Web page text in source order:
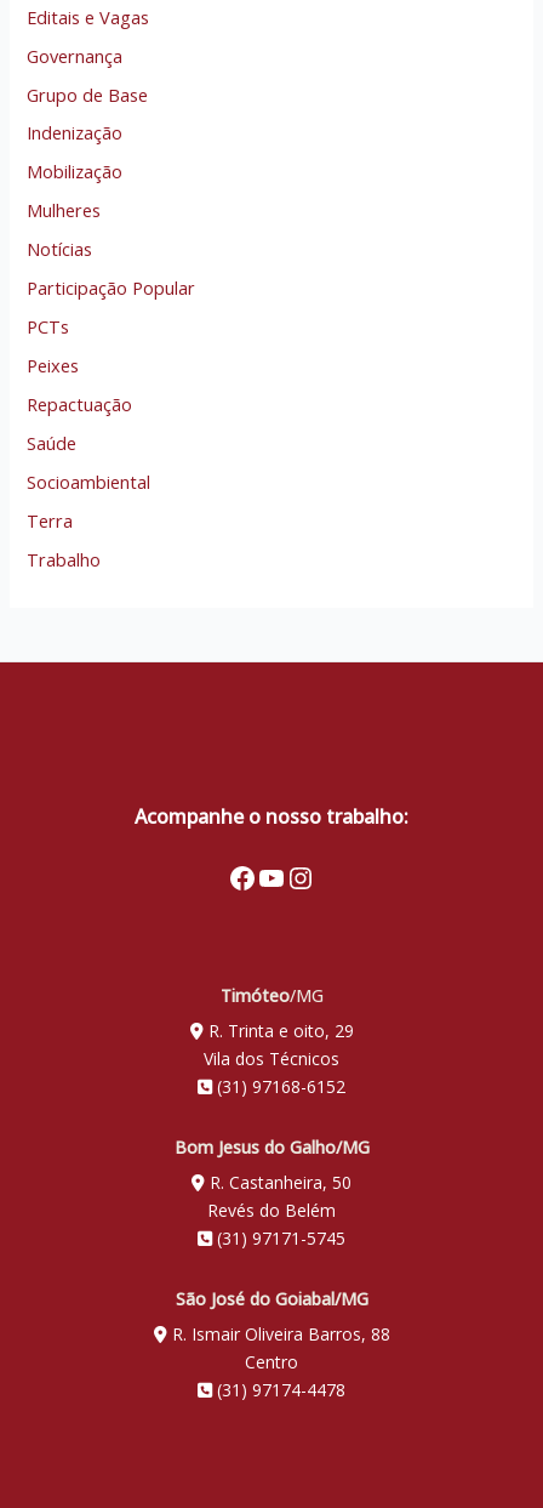
Editais e Vagas
Governança
Grupo de Base
Indenização
Mobilização
Mulheres
Notícias
Participação Popular
PCTs
Peixes
Repactuação
Saúde
Socioambiental
Terra
Trabalho
Acompanhe o nosso trabalho:
Facebook
Youtube
Instagram
Timóteo/MG
R. Trinta e oito, 29
Vila dos Técnicos
(31) 97168-6152
Bom Jesus do Galho/MG
R. Castanheira, 50
Revés do Belém
(31) 97171-5745
São José do Goiabal/MG
R. Ismair Oliveira Barros, 88
Centro
(31) 97174-4478